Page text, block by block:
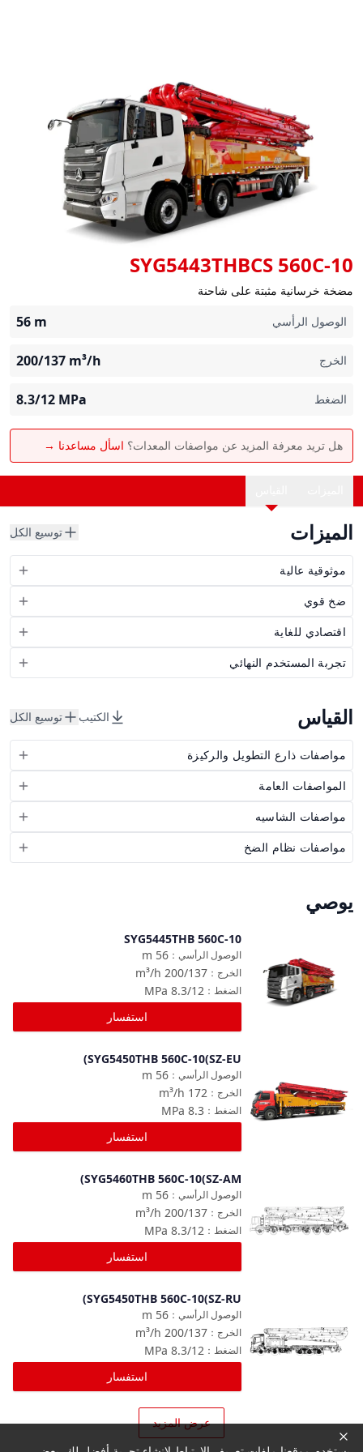
SYG5443THBCS 560C-10
مضخة خرسانية مثبتة على شاحنة
الوصول الرأسي
56 m
الخرج 200/137 m³/h
الضغط 8.3/12 MPa
هل تريد معرفة المزيد عن مواصفات المعدات؟ اسأل مساعدنا →
الميزات توسيع الكل
موثوقية عالية
ضخ قوي
اقتصادي للغاية
تجربة المستخدم النهائي
القياس الكتيب توسيع الكل
مواصفات ذارع التطويل والركيزة
المواصفات العامة
مواصفات الشاسيه
مواصفات نظام الضخ
يوصي
SYG5445THB 560C-10
56
m الوصول الرأسي ：
200/137
m³/h الخرج ：
8.3/12
MPa الضغط ：
استفسار
SYG5450THB 560C-10(SZ-EU)
56
m الوصول الرأسي ：
172
m³/h الخرج ：
8.3
MPa الضغط ：
استفسار
SYG5460THB 560C-10(SZ-AM)
56
m الوصول الرأسي ：
200/137
m³/h الخرج ：
8.3/12
MPa الضغط ：
استفسار
SYG5450THB 560C-10(SZ-RU)
56
m الوصول الرأسي ：
200/137
m³/h الخرج ：
8.3/12
MPa الضغط ：
استفسار
عرض المزيد